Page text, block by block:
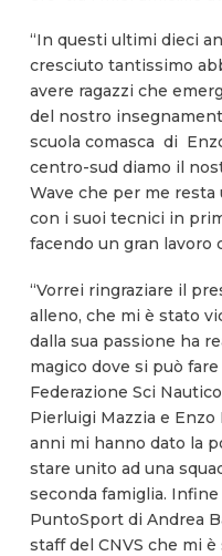
“In questi ultimi dieci
cresciuto tantissimo
avere ragazzi che
del nostro
scuola comasca di
centro-sud diamo il
Wave che per me resta
con i suoi tecnici in
facendo un gran lavoro
“Vorrei ringraziare il
alleno, che mi è stato
dalla sua passione ha
magico dove si può
Federazione Sci
Pierluigi Mazzia e
anni mi hanno dato la
stare unito ad una
seconda famiglia.
PuntoSport di Andrea
staff del CNVS che mi